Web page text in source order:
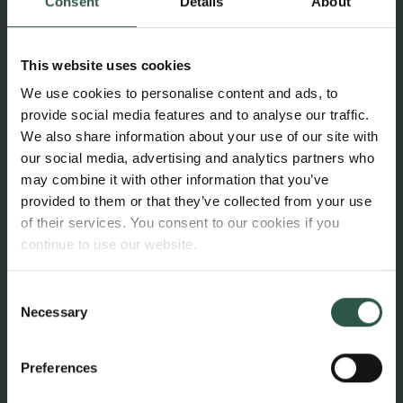
This website uses cookies
We use cookies to personalise content and ads, to
provide social media features and to analyse our traffic.
We also share information about your use of our site with
our social media, advertising and analytics partners who
may combine it with other information that you’ve
provided to them or that they’ve collected from your use
of their services. You consent to our cookies if you
continue to use our website.
Selection
Necessary
Preferences
Mineralerne bruges for eksempel til at
fremstille stærke magneter, som er
essentielle i blandt andet vindmøller, og til
batterier i elbiler, mobiltelefoner mv.
Kobolt, kobber og mangan er blot nogle af
disse mineraler. Da det også er nogle af de
mineraler, som findes i dybhavet, driver den